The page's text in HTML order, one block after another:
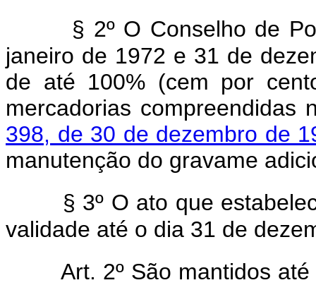
§ 2º O Conselho de
janeiro de 1972 e 31 de
de até 100% (cem por
mercadorias compreendidas
398, de 30 de dezembro de
manutenção do gravame
§ 3º O ato que
validade até o dia 31 de
Art. 2º São mantidos